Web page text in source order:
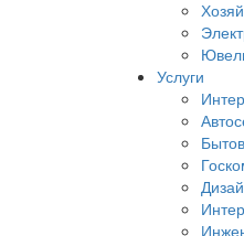
Услуги